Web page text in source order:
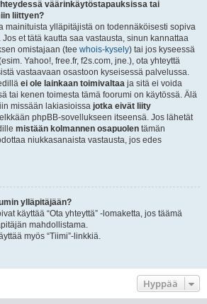
väärinkäytöstapauksissa tai
liittyen?
mainituista ylläpitäjistä on todennäköisesti sopiva
et tätä kautta saa vastausta, sinun kannattaa
omistajaan (tee whois-kysely) tai jos kyseessä
Yahoo!, free.fr, f2s.com, jne.), ota yhteyttä
vastaavaan osastoon kyseisessä palvelussa.
ei ole lainkaan toimivaltaa ja sitä ei voida
tai kenen toimesta tämä foorumi on käytössä. Älä
missään lakiasioissa jotka eivät liity
phpBB-sovellukseen itseensä. Jos lähetät
mistään kolmannen osapuolen tämän
niukkasanaista vastausta, jos edes
ylläpitäjään?
käyttää “Ota yhteyttä” -lomaketta, jos täämä
mahdollistama.
myös “Tiimi”-linkkiä.
Hyppää